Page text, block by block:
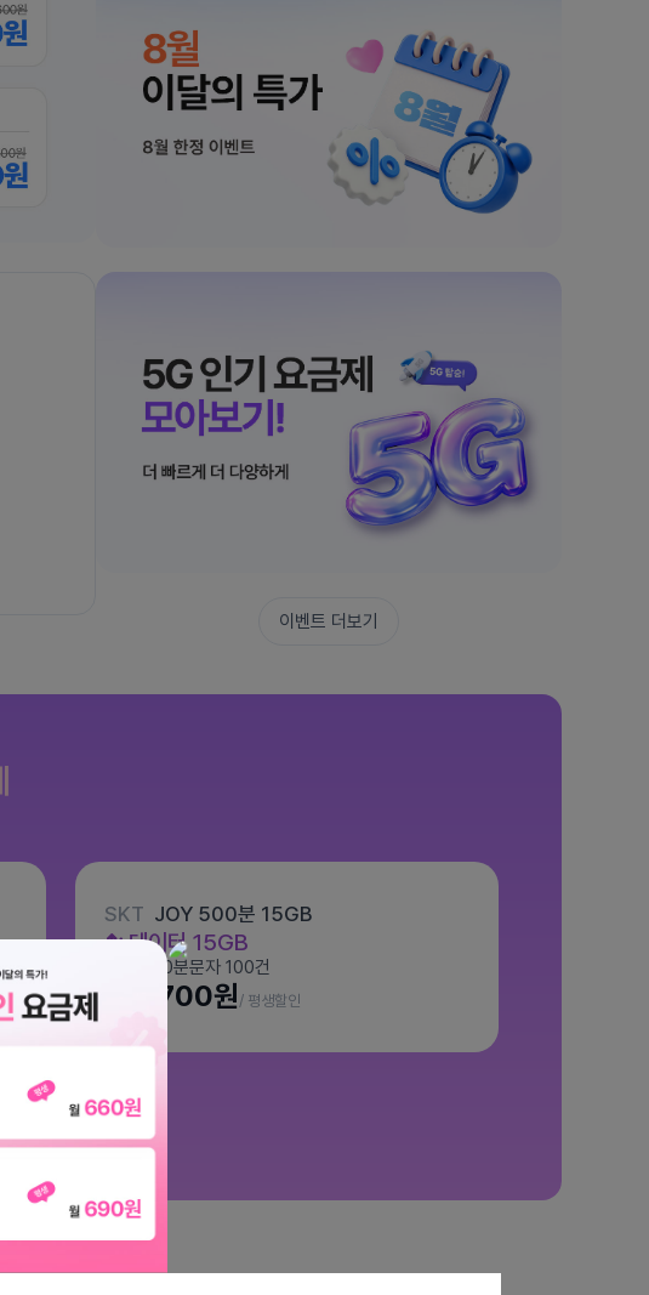
이벤트 더보기
SKT JOY 500분 15GB
데이터 15GB
통화 500분문자 100건
월 7,700원 / 평생할인